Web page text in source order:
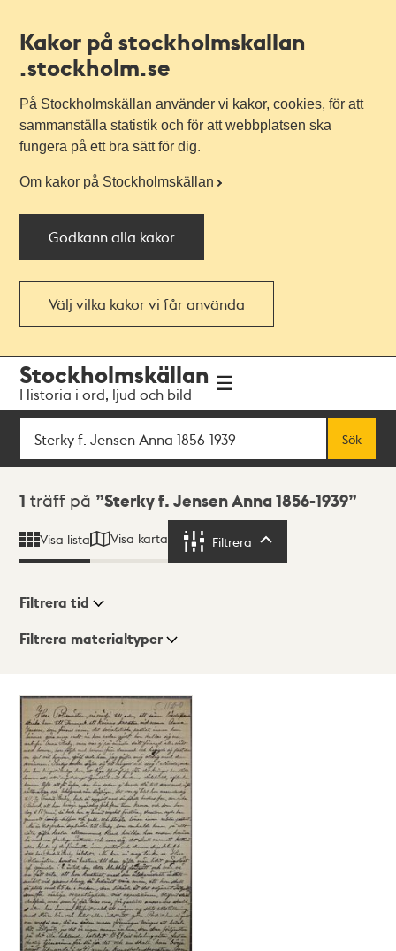
Kakor på stockholmskallan
.stockholm.se
På Stockholmskällan använder vi kakor, cookies, för att
sammanställa statistik och för att webbplatsen ska
fungera på ett bra sätt för dig.
Om kakor på Stockholmskällan
Godkänn alla kakor
Välj vilka kakor vi får använda
navigationen
huvudinnehållet
Stockholmskällan
Historia i ord, ljud och bild
Sök
Sök
Sökresultat
1 träff på Sterky f. Jensen Anna 1856-1939
Visa lista Visa karta Filtrera
Visningsläge
Lista
Karta
Filtrera tid
Filtrera materialtyper
träffar